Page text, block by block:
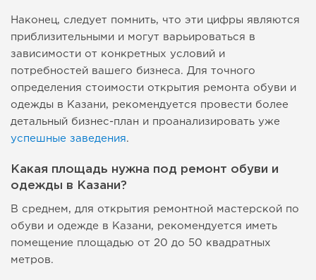
Наконец, следует помнить, что эти цифры являются
приблизительными и могут варьироваться в
зависимости от конкретных условий и
потребностей вашего бизнеса. Для точного
определения стоимости открытия ремонта обуви и
одежды в Казани, рекомендуется провести более
детальный бизнес-план и проанализировать уже
успешные заведения.
Какая площадь нужна под ремонт обуви и
одежды в Казани?
В среднем, для открытия ремонтной мастерской по
обуви и одежде в Казани, рекомендуется иметь
помещение площадью от 20 до 50 квадратных
метров.